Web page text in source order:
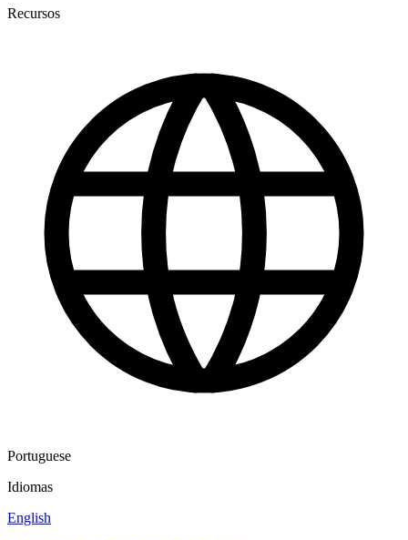
Recursos
Portuguese
Idiomas
English